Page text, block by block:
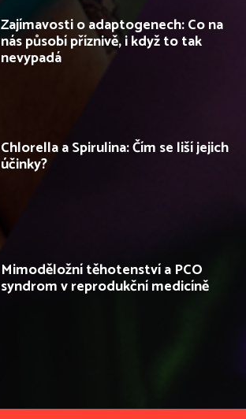
Zajímavosti o adaptogenech: Co na
nás působí příznivě, i když to tak
nevypadá
Chlorella a Spirulina: Čím se liší jejich
účinky?
Mimoděložní těhotenství a PCO
syndrom v reprodukční medicíně